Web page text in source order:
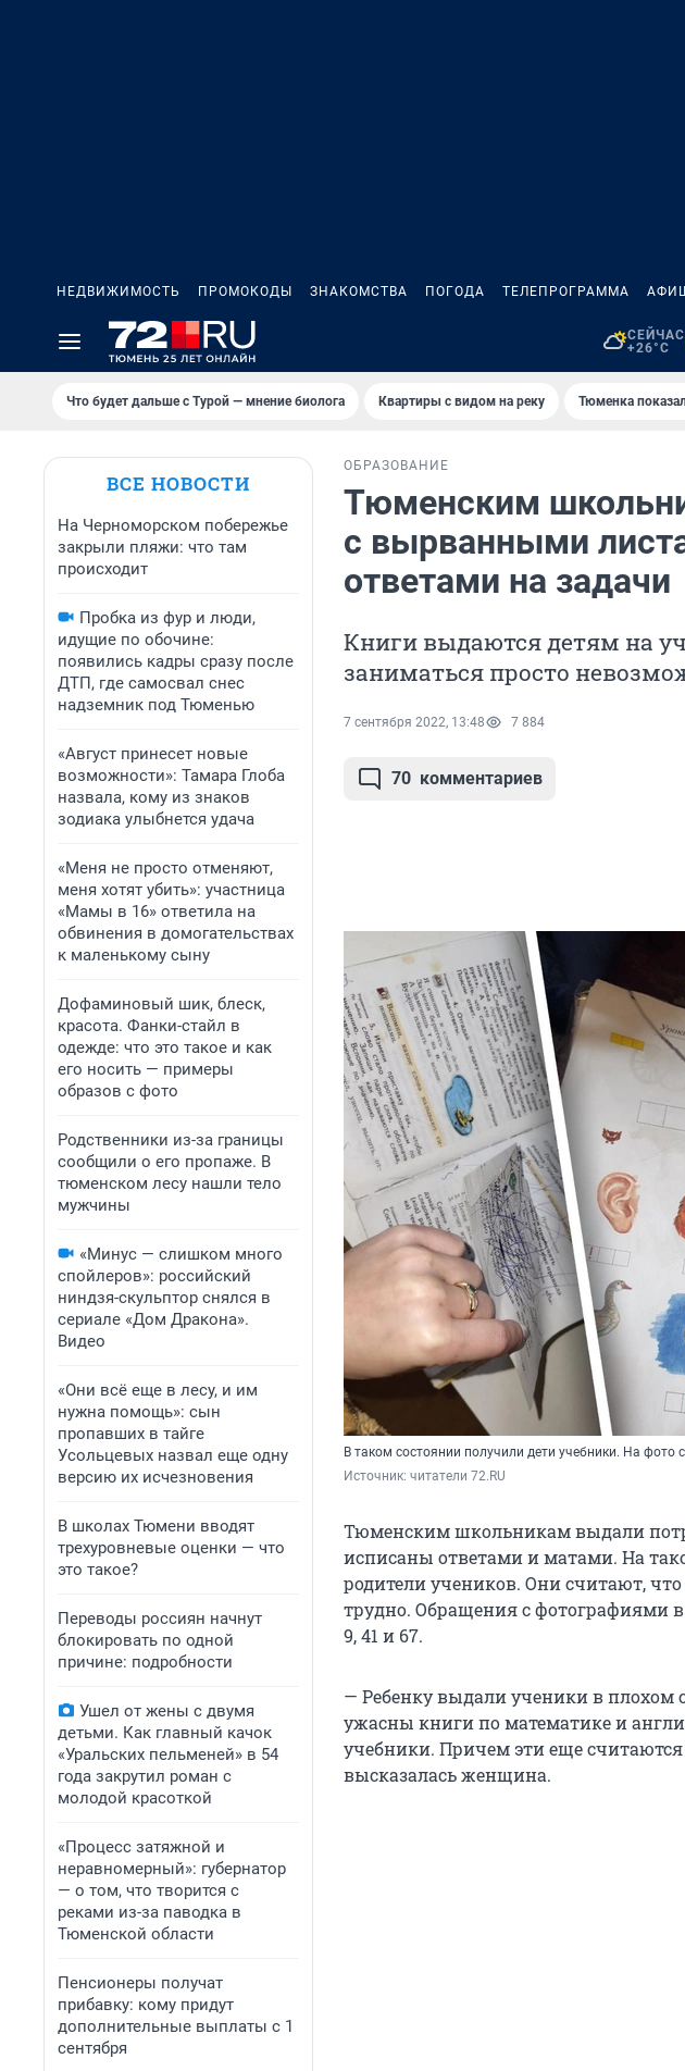
НЕДВИЖИМОСТЬ ПРОМОКОДЫ ЗНАКОМСТВА ПОГОДА ТЕЛЕПРОГРАММА
СЕЙЧАС
+26°C
Что будет дальше с Турой — мнение биолога Квартиры с видом на реку Тюменка
ВСЕ НОВОСТИ
На Черноморском побережье
закрыли пляжи: что там
происходит
Пробка из фур и люди,
идущие по обочине:
появились кадры сразу после
ДТП, где самосвал снес
надземник под Тюменью
«Август принесет новые
возможности»: Тамара Глоба
назвала, кому из знаков
зодиака улыбнется удача
«Меня не просто отменяют,
меня хотят убить»: участница
«Мамы в 16» ответила на
обвинения в домогательствах
к маленькому сыну
Дофаминовый шик, блеск,
красота. Фанки-стайл в
одежде: что это такое и как
его носить — примеры
образов с фото
Родственники из-за границы
сообщили о его пропаже. В
тюменском лесу нашли тело
мужчины
«Минус — слишком много
спойлеров»: российский
ниндзя-скульптор снялся в
сериале «Дом Дракона».
Видео
«Они всё еще в лесу, и им
нужна помощь»: сын
пропавших в тайге
Усольцевых назвал еще одну
версию их исчезновения
В школах Тюмени вводят
трехуровневые оценки — что
это такое?
Переводы россиян начнут
блокировать по одной
причине: подробности
Ушел от жены с двумя
детьми. Как главный качок
«Уральских пельменей» в 54
года закрутил роман с
молодой красоткой
«Процесс затяжной и
неравномерный»: губернатор
— о том, что творится с
реками из-за паводка в
Тюменской области
Пенсионеры получат
прибавку: кому придут
дополнительные выплаты с 1
сентября
ОБРАЗОВАНИЕ
Тюменским
с вырванными
ответами на задачи
Книги выдаются детям на
заниматься просто
7 сентября 2022, 13:48 7 884
70 комментариев
В таком состоянии получили дети учебники. На фото
Источник: читатели 72.RU
Тюменским школьникам выдали
исписаны ответами и матами. На
родители учеников. Они считают,
трудно. Обращения с фотографиями
9, 41 и 67.
— Ребенку выдали ученики в плохом
ужасны книги по математике и
учебники. Причем эти еще
высказалась женщина.